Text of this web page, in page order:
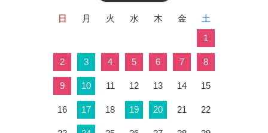
日 月 火 水 木 金
土
1
2 3 4 5 6 7 8
9 10 11 12 13 14 15
16 17 18 19 20 21 22